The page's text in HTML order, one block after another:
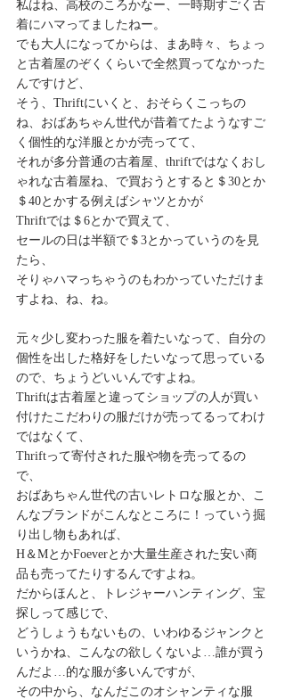
私はね、高校のころかなー、一時期すごく古
着にハマってましたねー。
でも大人になってからは、まあ時々、ちょっ
と古着屋のぞくくらいで全然買ってなかった
んですけど、
そう、Thriftにいくと、おそらくこっちの
ね、おばあちゃん世代が昔着てたようなすご
く個性的な洋服とかが売ってて、
それが多分普通の古着屋、thriftではなくおし
ゃれな古着屋ね、で買おうとすると＄30とか
＄40とかする例えばシャツとかが
Thriftでは＄6とかで買えて、
セールの日は半額で＄3とかっていうのを見
たら、
そりゃハマっちゃうのもわかっていただけま
すよね、ね、ね。
元々少し変わった服を着たいなって、自分の
個性を出した格好をしたいなって思っている
ので、ちょうどいいんですよね。
Thriftは古着屋と違ってショップの人が買い
付けたこだわりの服だけが売ってるってわけ
ではなくて、
Thriftって寄付された服や物を売ってるの
で、
おばあちゃん世代の古いレトロな服とか、こ
んなブランドがこんなところに！っていう掘
り出し物もあれば、
H＆MとかFoeverとか大量生産された安い商
品も売ってたりするんですよね。
だからほんと、トレジャーハンティング、宝
探しって感じで、
どうしょうもないもの、いわゆるジャンクと
いうかね、こんなの欲しくないよ…誰が買う
んだよ…的な服が多いんですが、
その中から、なんだこのオシャンティな服